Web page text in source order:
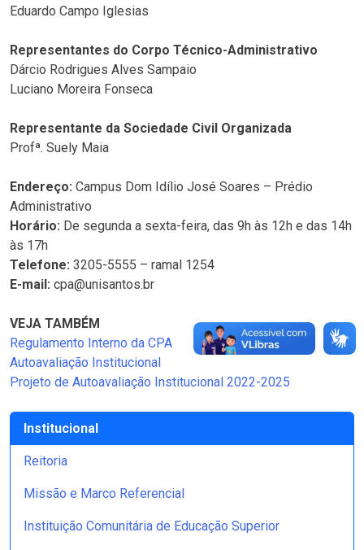
Institucional
Reitoria
Missão e Marco Referencial
Instituição Comunitária de Educação Superior
Eduardo Campo Iglesias
Representantes do Corpo Técnico-Administrativo
Dárcio Rodrigues Alves Sampaio
Luciano Moreira Fonseca
Representante da Sociedade Civil Organizada
Profª. Suely Maia
Endereço: Campus Dom Idílio José Soares – Prédio
Administrativo
Horário: De segunda a sexta-feira, das 9h às 12h e das 14h
às 17h
Telefone: 3205-5555 – ramal 1254
E-mail: cpa@unisantos.br
VEJA TAMBÉM
Regulamento Interno da CPA
Autoavaliação Institucional
Projeto de Autoavaliação Institucional 2022-2025